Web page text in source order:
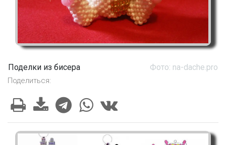
Поделки из бисера Фото: na-dache.pro
Поделиться: